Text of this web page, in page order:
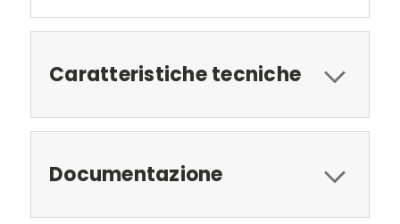
Caratteristiche tecniche
Documentazione